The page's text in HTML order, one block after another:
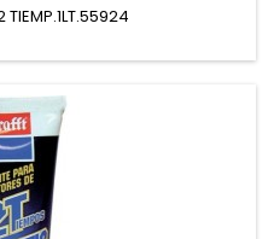
TIEMP.1LT.55924